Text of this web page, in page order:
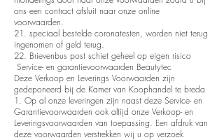
ons een contract afsluit naar onze online
voorwaarden.
21. speciaal bestelde coronatesten, worden niet terug
ingenomen of geld terug.
22. Brievenbus post schiet geheel op eigen risico
Service- en garantievoorwaarden Beautytec
Deze Verkoop en Leverings Voorwaarden zijn
gedeponeerd bij de Kamer van Koophandel te breda
1. Op al onze leveringen zijn naast deze Service- en
Garantievoorwaarden ook altijd onze Verkoop- en
Leveringsvoorwaarden van toepassing. Een afdruk van
deze voorwaarden verstrekken wij u op verzoek